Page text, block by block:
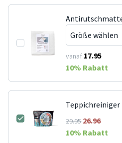
vanaf 17.95
10% Rabatt
Teppichreiniger
29.9526.96
10% Rabatt